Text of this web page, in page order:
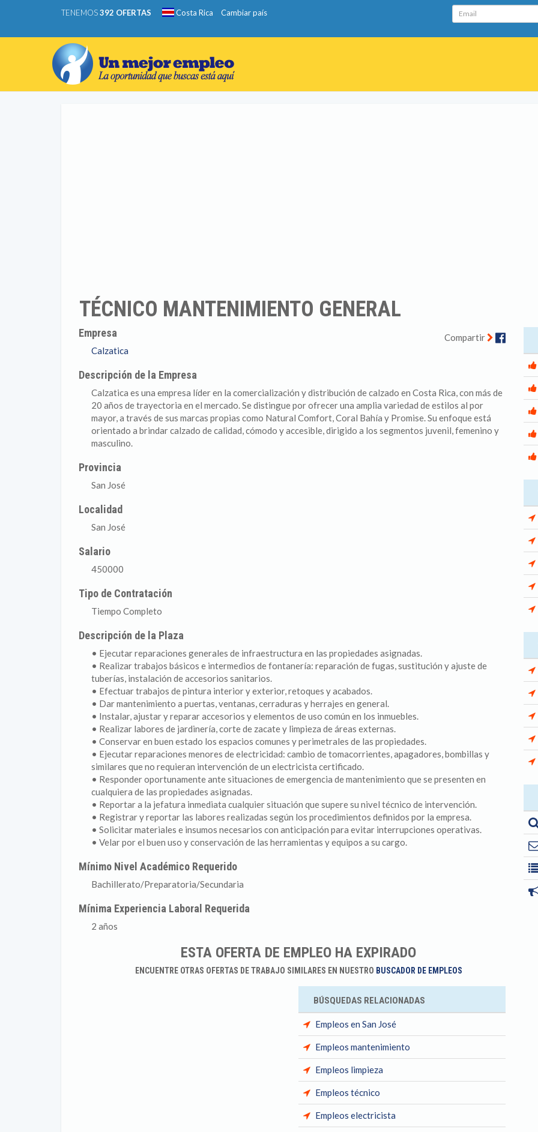
TENEMOS392 OFERTAS Costa Rica Cambiar país Email
TÉCNICO MANTENIMIENTO GENERAL
Compartir
Empresa
Calzatica
Descripción de la Empresa
Calzatica es una empresa líder en la comercialización y distribución de calzado en Costa Rica, con más de
20 años de trayectoria en el mercado. Se distingue por ofrecer una amplia variedad de estilos al por
mayor, a través de sus marcas propias como Natural Comfort, Coral Bahía y Promise. Su enfoque está
orientado a brindar calzado de calidad, cómodo y accesible, dirigido a los segmentos juvenil, femenino y
masculino.
Provincia
San José
Localidad
San José
Salario
450000
Tipo de Contratación
Tiempo Completo
Descripción de la Plaza
• Ejecutar reparaciones generales de infraestructura en las propiedades asignadas.
• Realizar trabajos básicos e intermedios de fontanería: reparación de fugas, sustitución y ajuste de
tuberías, instalación de accesorios sanitarios.
• Efectuar trabajos de pintura interior y exterior, retoques y acabados.
• Dar mantenimiento a puertas, ventanas, cerraduras y herrajes en general.
• Instalar, ajustar y reparar accesorios y elementos de uso común en los inmuebles.
• Realizar labores de jardinería, corte de zacate y limpieza de áreas externas.
• Conservar en buen estado los espacios comunes y perimetrales de las propiedades.
• Ejecutar reparaciones menores de electricidad: cambio de tomacorrientes, apagadores, bombillas y
similares que no requieran intervención de un electricista certificado.
• Responder oportunamente ante situaciones de emergencia de mantenimiento que se presenten en
cualquiera de las propiedades asignadas.
• Reportar a la jefatura inmediata cualquier situación que supere su nivel técnico de intervención.
• Registrar y reportar las labores realizadas según los procedimientos definidos por la empresa.
• Solicitar materiales e insumos necesarios con anticipación para evitar interrupciones operativas.
• Velar por el buen uso y conservación de las herramientas y equipos a su cargo.
Mínimo Nivel Académico Requerido
Bachillerato/Preparatoria/Secundaria
Mínima Experiencia Laboral Requerida
2 años
ESTA OFERTA DE EMPLEO HA EXPIRADO
ENCUENTRE OTRAS OFERTAS DE TRABAJO SIMILARES EN NUESTRO BUSCADOR DE EMPLEOS
BÚSQUEDAS RELACIONADAS
Empleos en San José
Empleos mantenimiento
Empleos limpieza
Empleos técnico
Empleos electricista